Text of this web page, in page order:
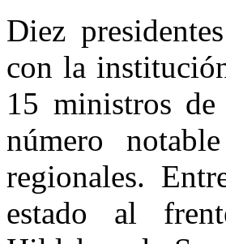
Diez
con la
15 ministros
número
regionales.
estado al